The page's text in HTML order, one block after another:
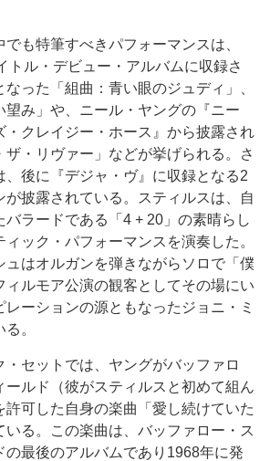
も特筆すべきパフォーマンスは、
トル・デビュー・アルバムに収録さ
った「組曲：青い眼のジュディ」、
望み」や、ニール・ヤングの『ニー
・クレイジー・ホース』から披露され
ザ・リヴァー」などが挙げられる。さ
、後に『デジャ・ヴ』に収録となる2
が披露されている。スティルスは、自
バラードである「4 + 20」の素晴らし
ック・パフォーマンスを演奏した。
ュはオルガンを弾きながらソロで「僕
ィルモア公演の観客としてその場にい
ーションの源ともなったジョニ・ミ
。
セットでは、ヤングがバッファロ
ールド（彼がスティルスと初めて組ん
許可した自身の楽曲「愛し続けていた
いる。この楽曲は、バッファロー・ス
の最後のアルバムであり1968年に発